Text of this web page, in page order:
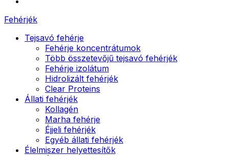
Fehérjék
Tejsavó fehérje
Fehérje koncentrátumok
Több összetevőjű tejsavó fehérjék
Fehérje izolátum
Hidrolizált fehérjék
Clear Proteins
Állati fehérjék
Kollagén
Marha fehérje
Éjjeli fehérjék
Egyéb állati fehérjék
Élelmiszer helyettesítők